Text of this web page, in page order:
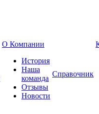
О Компании
История
Наша
команда
Отзывы
Новости
Справочник